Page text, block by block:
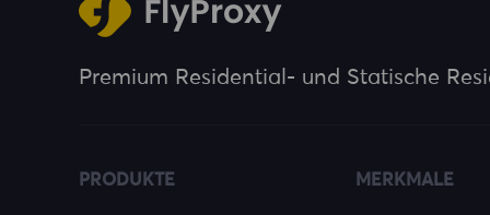
Premium Residential- und Statische
PRODUKTE MERKMALE